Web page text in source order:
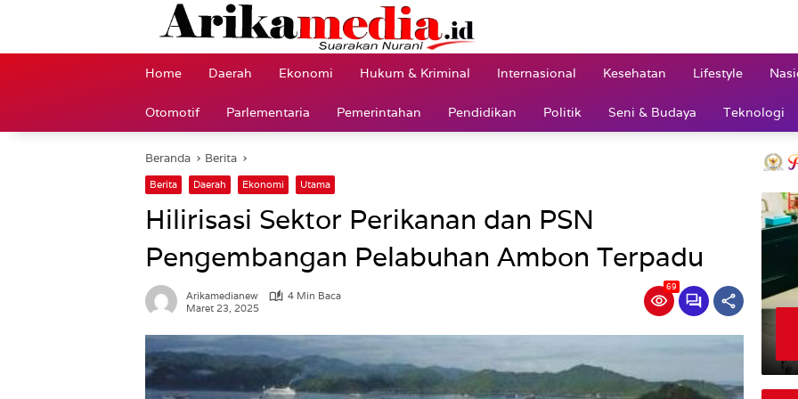
Home Daerah Ekonomi Hukum & Kriminal Internasional Kesehatan Lifestyle
Otomotif Parlementaria Pemerintahan Pendidikan Politik Seni & Budaya Teknologi
Beranda Berita
Berita Daerah Ekonomi Utama
Hilirisasi Sektor Perikanan dan PSN
Pengembangan Pelabuhan Ambon Terpadu
Arikamedianew
4 Min Baca
Maret 23, 2025
69